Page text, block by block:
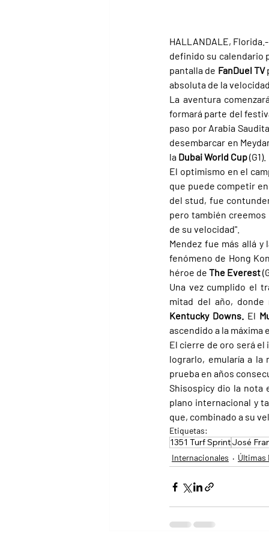
HALLANDALE,
definido su calendario
pantalla de FanDuel TV
absoluta de la
La aventura
formará parte del
paso por Arabia
desembarcar en
la Dubai World Cup (G1).
El optimismo en el
que puede competir
del stud, fue
pero también
de su velocidad".
Mendez fue más allá
fenómeno de Hong
héroe de The Everest
Una vez cumplido el
mitad del año, donde
Kentucky Downs. El
ascendido a la máxima
El cierre de oro será el
lograrlo, emularía a la
prueba en años
Shisospicy dio la nota
plano internacional y
que, combinado a su
Etiquetas:
1351 Turf SprintJosé
Internacionales Últimas